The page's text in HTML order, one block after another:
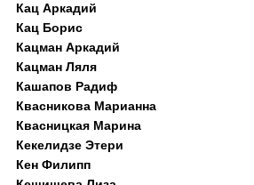
Кац Аркадий
Кац Борис
Кацман Аркадий
Кацман Ляля
Кашапов Радиф
Квасникова Марианна
Квасницкая Марина
Кекелидзе Этери
Кен Филипп